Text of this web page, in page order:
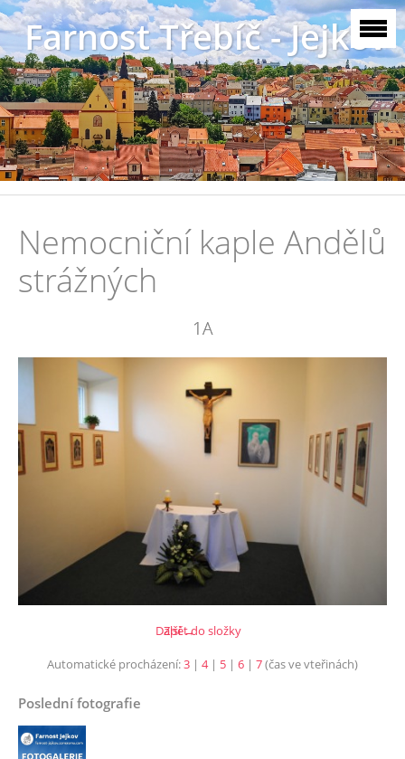
Farnost Třebíč - Jejkov
Nemocniční kaple Andělů
strážných
1A
Další →
Zpět do složky
Automatické procházení:3 | 4| 5 | 6 | 7(čas ve vteřinách)
Poslední fotografie